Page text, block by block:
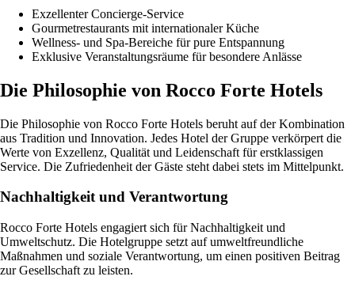
Exzellenter Concierge-Service
Gourmetrestaurants mit internationaler Küche
Wellness- und Spa-Bereiche für pure Entspannung
Exklusive Veranstaltungsräume für besondere Anlässe
Die Philosophie von Rocco Forte Hotels
Die Philosophie von Rocco Forte Hotels beruht auf der Kombination
aus Tradition und Innovation. Jedes Hotel der Gruppe verkörpert die
Werte von Exzellenz, Qualität und Leidenschaft für erstklassigen
Service. Die Zufriedenheit der Gäste steht dabei stets im Mittelpunkt.
Nachhaltigkeit und Verantwortung
Rocco Forte Hotels engagiert sich für Nachhaltigkeit und
Umweltschutz. Die Hotelgruppe setzt auf umweltfreundliche
Maßnahmen und soziale Verantwortung, um einen positiven Beitrag
zur Gesellschaft zu leisten.